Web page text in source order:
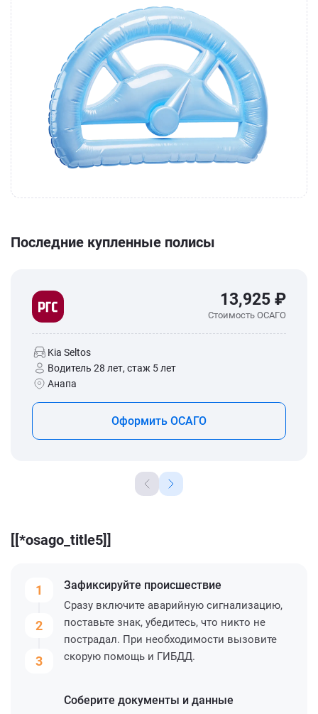
Последние купленные полисы
13,925 ₽
Стоимость ОСАГО
Kia Seltos
Водитель 28 лет, стаж 5 лет
Анапа
Оформить ОСАГО
[[*osago_title5]]
1
2
3
Зафиксируйте происшествие
Сразу включите аварийную сигнализацию,
поставьте знак, убедитесь, что никто не
пострадал. При необходимости вызовите
скорую помощь и ГИБДД.
Соберите документы и данные